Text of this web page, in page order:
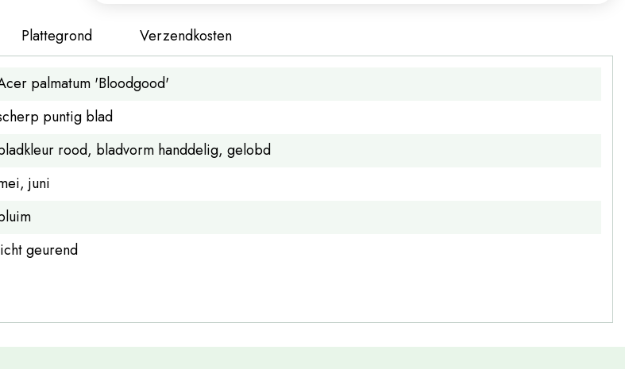
Plattegrond Verzendkosten
palmatum 'Bloodgood'
puntig blad
rood, bladvorm handdelig, gelobd
juni
geurend